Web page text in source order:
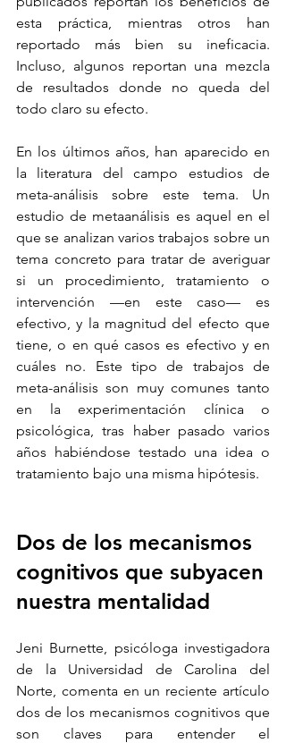
esta práctica, mientras otros han
reportado más bien su ineficacia.
Incluso, algunos reportan una mezcla
de resultados donde no queda del
todo claro su efecto.
En los últimos años, han aparecido en
la literatura del campo estudios de
meta-análisis sobre este tema. Un
estudio de metaanálisis es aquel en el
que se analizan varios trabajos sobre un
tema concreto para tratar de averiguar
si un procedimiento, tratamiento o
intervención —en este caso— es
efectivo, y la magnitud del efecto que
tiene, o en qué casos es efectivo y en
cuáles no. Este tipo de trabajos de
meta-análisis son muy comunes tanto
en la experimentación clínica o
psicológica, tras haber pasado varios
años habiéndose testado una idea o
tratamiento bajo una misma hipótesis.
Dos de los mecanismos
cognitivos que subyacen
nuestra mentalidad
Jeni Burnette, psicóloga investigadora
de la Universidad de Carolina del
Norte, comenta en un reciente artículo
dos de los mecanismos cognitivos que
son claves para entender el